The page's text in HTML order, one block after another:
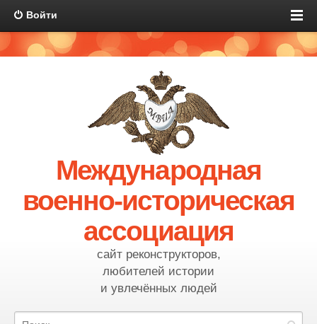
Войти
Международная
военно-историческая
ассоциация
сайт реконструкторов,
любителей истории
и увлечённых людей